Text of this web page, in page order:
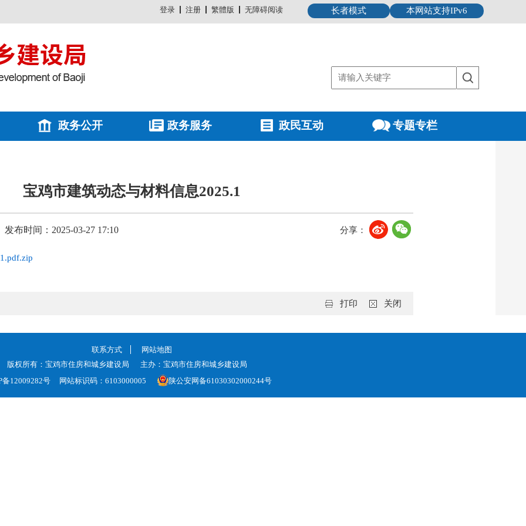
本网站支持IPv6
长者模式
登录 注册 繁體版 无障碍阅读
政务公开 政务服务 政民互动 专题专栏
宝鸡市建筑动态与材料信息2025.1
发布时间：2025-03-27 17:10 分享：
关闭
打印
联系方式
网站地图
版权所有：宝鸡市住房和城乡建设局
主办：宝鸡市住房和城乡建设局
备12009282号
网站标识码：6103000005 陕公安网备61030302000244号